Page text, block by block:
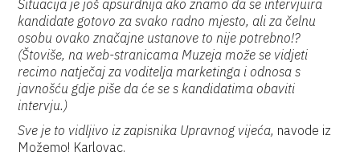
Situacija je još apsurdnija ako znamo da se intervjuira
kandidate gotovo za svako radno mjesto, ali za čelnu
osobu ovako značajne ustanove to nije potrebno!?
(Štoviše, na web-stranicama Muzeja može se vidjeti
recimo natječaj za voditelja marketinga i odnosa s
javnošću gdje piše da će se s kandidatima obaviti
intervju.)
Sve je to vidljivo iz zapisnika Upravnog vijeća, navode iz
Možemo! Karlovac.